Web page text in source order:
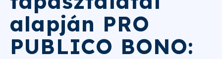
alapján PRO
PUBLICO BONO: